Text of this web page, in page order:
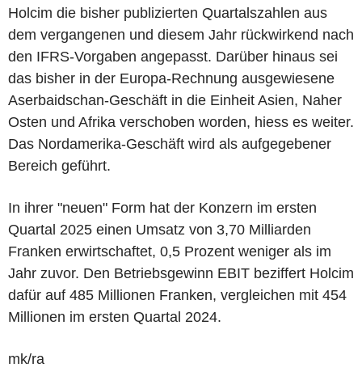
Holcim die bisher publizierten Quartalszahlen aus
dem vergangenen und diesem Jahr rückwirkend nach
den IFRS-Vorgaben angepasst. Darüber hinaus sei
das bisher in der Europa-Rechnung ausgewiesene
Aserbaidschan-Geschäft in die Einheit Asien, Naher
Osten und Afrika verschoben worden, hiess es weiter.
Das Nordamerika-Geschäft wird als aufgegebener
Bereich geführt.
In ihrer "neuen" Form hat der Konzern im ersten
Quartal 2025 einen Umsatz von 3,70 Milliarden
Franken erwirtschaftet, 0,5 Prozent weniger als im
Jahr zuvor. Den Betriebsgewinn EBIT beziffert Holcim
dafür auf 485 Millionen Franken, vergleichen mit 454
Millionen im ersten Quartal 2024.
mk/ra